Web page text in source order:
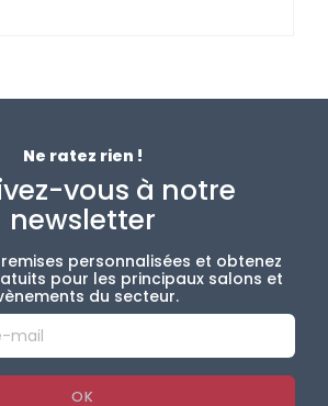
Ne ratez rien !
vous à notre
newsletter
personnalisées et obtenez
pour les principaux salons et
du secteur.